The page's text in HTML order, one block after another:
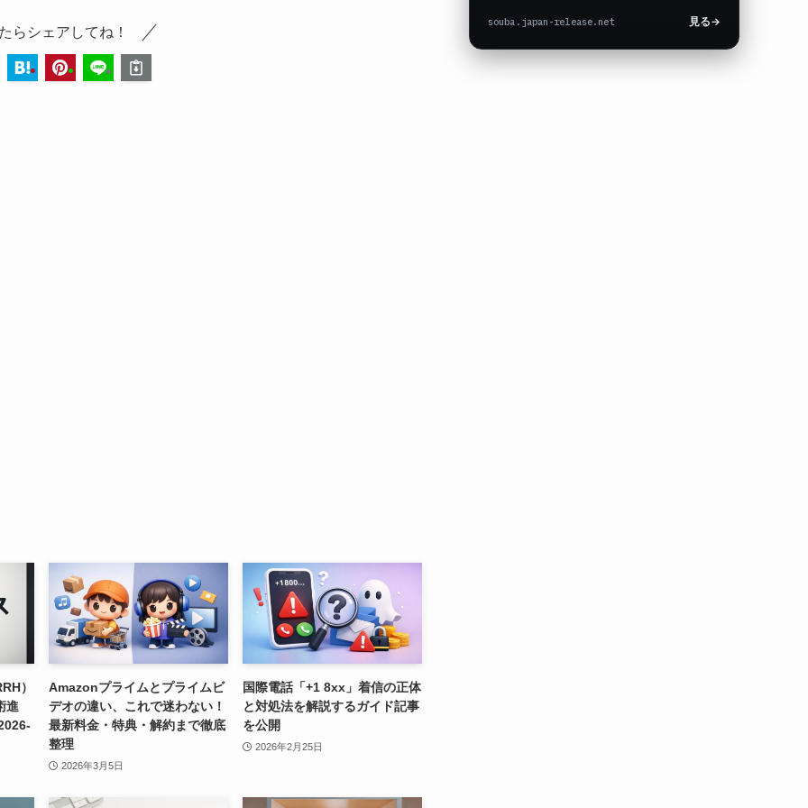
らシェアしてね！
）
進
Amazonプライムとプライムビ
デオの違い、これで迷わない！
最新料金・特典・解約まで徹底
整理
2026年3月5日
国際電話「+1 8xx」着信の正体
と対処法を解説するガイド記事
を公開
2026年2月25日
souba.japan-release.net 見る→